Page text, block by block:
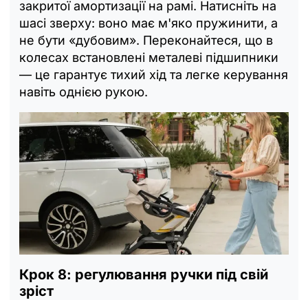
закритої амортизації на рамі. Натисніть на
шасі зверху: воно має м'яко пружинити, а
не бути «дубовим». Переконайтеся, що в
колесах встановлені металеві підшипники
— це гарантує тихий хід та легке керування
навіть однією рукою.
Крок 8: регулювання ручки під свій
зріст